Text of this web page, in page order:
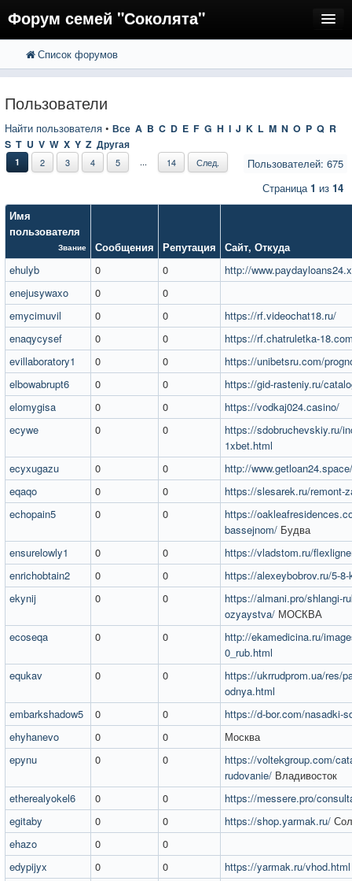
Форум семей "Соколята"
FAQ
Вход
Список форумов
Пользователи
Найти пользователя • Все A B C D E F G H I J K L M N O P Q R
S T U V W X Y Z Другая
Пользователей: 675
1 2 3 4 5 ... 14 След.
Страница1 из 14
Имя
пользователя
Звание Сообщения Репутация Сайт, Откуда
ehulyb
0 0
http://
enejusywaxo
0
0
emycimuvil
0 0
https://rf.videochat18.ru/
enaqycysef
0 0
https://rf.chatruletka-
evillaboratory1
0 0
https://unibetsru.com/
elbowabrupt6
0 0
https://gid-rasteniy.ru/
elomygisa
0 0
https://vodkaj024.casino/
ecywe
0 0
https://sdobruchevskiy.ru/
1xbet.html
ecyxugazu
0 0
http://
eqaqo
0 0
https://slesarek.ru/remont-
echopain5
0 0
https://
bassejnom/ Будва
ensurelowly1
0 0
https://vladstom.ru/
enrichobtain2
0 0
https://alexeybobrov.ru/5-
ekynij
0 0
https://almani.pro/shlangi-
ozyaystva/ МОСКВА
ecoseqa
0 0
http://ekamedicina.ru/
0_rub.html
equkav
0 0
https://ukrrudprom.ua/res/
odnya.html
embarkshadow5
0 0
https://d-bor.com/nasadki-
ehyhanevo
0 0
Москва
epynu
0 0
https://voltekgroup.com/
rudovanie/ Владивосток
etherealyokel6
0 0
https://messere.pro/
egitaby
0 0 https://shop.yarmak.ru/
ehazo
0
0
edypijyx
0 0 https://yarmak.ru/vhod.html